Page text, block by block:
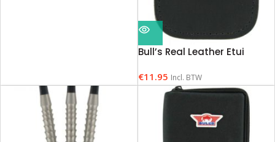
Bull’s Real Leather Etui
€11.95 Incl. BTW